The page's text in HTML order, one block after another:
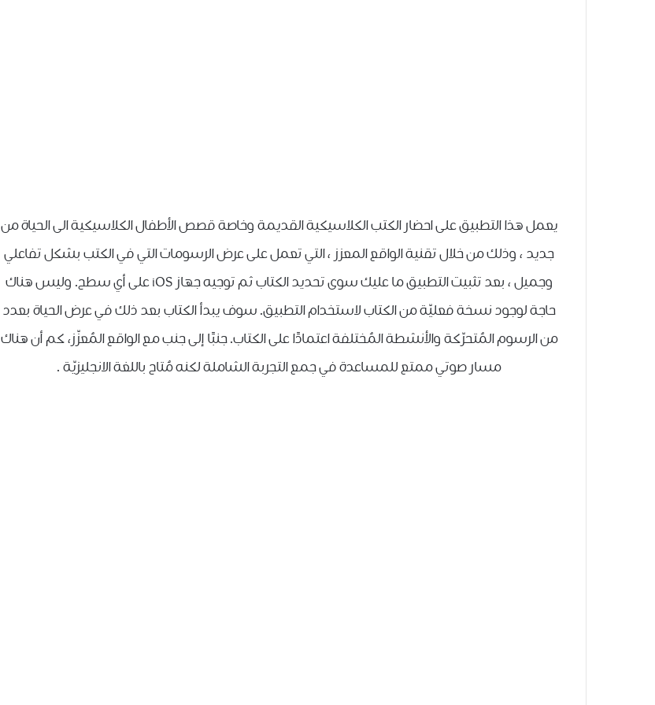
يعمل هذا التطبيق على احضار الكتب الكلاسيكية القديمة وخاصة قصص الأطفال الكلاسيكية الى الحياة من
جديد ، وذلك من خلال تقنية الواقع المعزز ، التي تعمل على عرض الرسومات التي في الكتب بشكل تفاعلي
وجميل ، بعد تثبيت التطبيق ما عليك سوى تحديد الكتاب ثم توجيه جهاز iOS على أي سطح. وليس هناك
حاجة لوجود نسخة فعليّة من الكتاب لاستخدام التطبيق. سوف يبدأ الكتاب بعد ذلك في عرض الحياة بعدد
من الرسوم المُتحرّكة والأنشطة المُختلفة اعتمادًا على الكتاب. جنبًا إلى جنب مع الواقع المُعزّز، كم أن هناك
مسار صوتي ممتع للمساعدة في جمع التجربة الشاملة لكنه مُتاح باللغة الانجليزيّة .